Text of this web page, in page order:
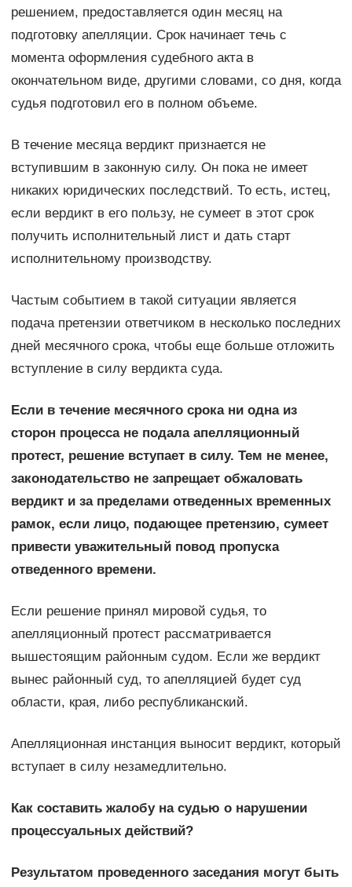
решением, предоставляется один месяц на
подготовку апелляции. Срок начинает течь с
момента оформления судебного акта в
окончательном виде, другими словами, со дня, когда
судья подготовил его в полном объеме.
В течение месяца вердикт признается не
вступившим в законную силу. Он пока не имеет
никаких юридических последствий. То есть, истец,
если вердикт в его пользу, не сумеет в этот срок
получить исполнительный лист и дать старт
исполнительному производству.
Частым событием в такой ситуации является
подача претензии ответчиком в несколько последних
дней месячного срока, чтобы еще больше отложить
вступление в силу вердикта суда.
Если в течение месячного срока ни одна из
сторон процесса не подала апелляционный
протест, решение вступает в силу. Тем не менее,
законодательство не запрещает обжаловать
вердикт и за пределами отведенных временных
рамок, если лицо, подающее претензию, сумеет
привести уважительный повод пропуска
отведенного времени.
Если решение принял мировой судья, то
апелляционный протест рассматривается
вышестоящим районным судом. Если же вердикт
вынес районный суд, то апелляцией будет суд
области, края, либо республиканский.
Апелляционная инстанция выносит вердикт, который
вступает в силу незамедлительно.
Как составить жалобу на судью о нарушении
процессуальных действий?
Результатом проведенного заседания могут быть